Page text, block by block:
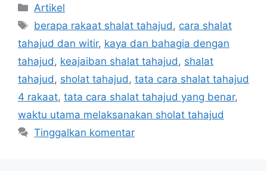
Kategori
Artikel
Tag
berapa rakaat shalat tahajud , cara shalat
tahajud dan witir, kaya dan bahagia dengan
tahajud , keajaiban shalat tahajud , shalat
tahajud , sholat tahajud , tata cara shalat tahajud
4 rakaat, tata cara shalat tahajud yang benar,
waktu utama melaksanakan sholat tahajud
Tinggalkan komentar